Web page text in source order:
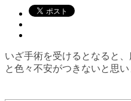
いざ手術を受けるとなると
と色々不安がつきないと思